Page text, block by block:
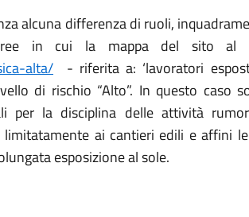
alcuna differenza di ruoli,
in cui la mappa del sito al
alta/
- riferita a: ‘lavoratori
di rischio “Alto”. In questo caso
per la disciplina delle attività
limitatamente ai cantieri edili e affini
esposizione al sole.